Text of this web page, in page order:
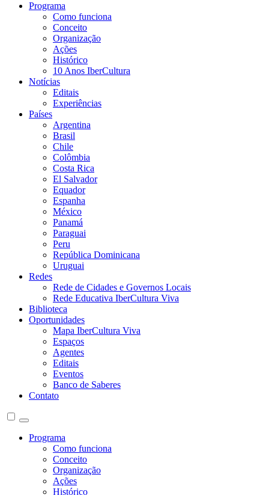
Programa
Como funciona
Conceito
Organização
Ações
Histórico
10 Anos IberCultura
Notícias
Editais
Experiências
Países
Argentina
Brasil
Chile
Colômbia
Costa Rica
El Salvador
Equador
Espanha
México
Panamá
Paraguai
Peru
República Dominicana
Uruguai
Redes
Rede de Cidades e Governos Locais
Rede Educativa IberCultura Viva
Biblioteca
Oportunidades
Mapa IberCultura Viva
Espaços
Agentes
Editais
Eventos
Banco de Saberes
Contato
Programa
Como funciona
Conceito
Organização
Ações
Histórico